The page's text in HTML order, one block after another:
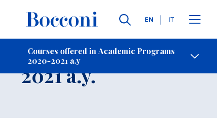
Languages
EN IT
Courses offered in Academic Programs
2020-2021 a.y
Contact Us
Course 2020-
2021 a.y.